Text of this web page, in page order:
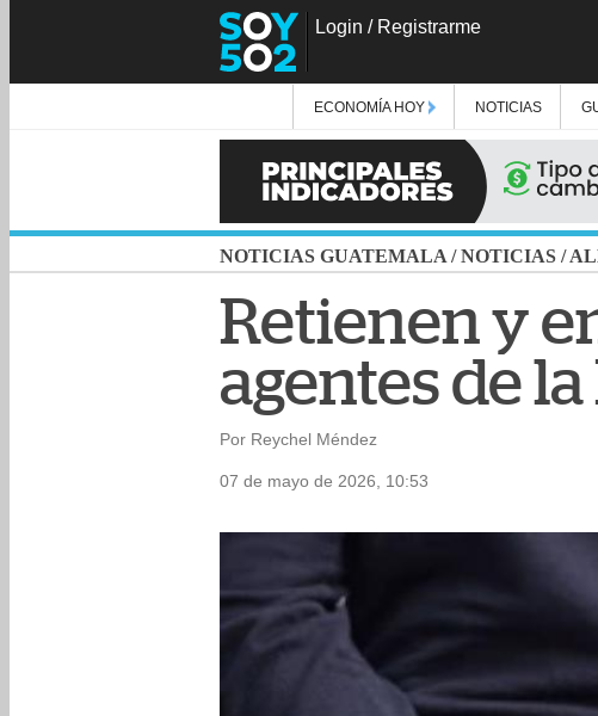
Login / Registrarme
ECONOMÍA HOY NOTICIAS
NOTICIAS GUATEMALA /NOTICIAS /
Retienen y
agentes de la
Por Reychel Méndez
07 de mayo de 2026, 10:53